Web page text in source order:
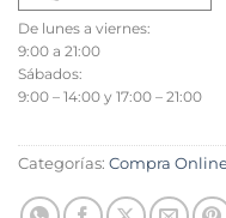
De lunes a viernes:
9:00 a 21:00
Sábados:
9:00 – 14:00 y 17:00 – 21:00
Categorías: Compra